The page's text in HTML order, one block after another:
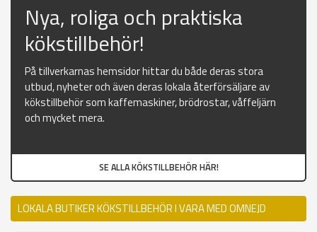
Nya, roliga och praktiska
kökstillbehör!
På tillverkarnas hemsidor hittar du både deras stora
utbud, nyheter och även deras lokala återförsäljare av
kökstillbehör som kaffemaskiner, brödrostar, våffeljärn
och mycket mera.
SE ALLA KÖKSTILLBEHÖR HÄR!
LOKALA BUTIKER KÖKSTILLBEHÖR I VARA MED OMNEJD